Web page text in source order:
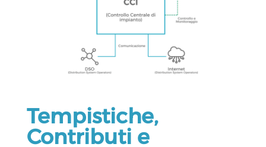
Tempistiche,
Contributi e